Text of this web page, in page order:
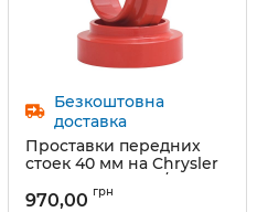
Безкоштовна
доставка
Проставки передних
стоек 40 мм на Chrysler
200 ll (1029-15-018/40)
Артикул: 1029-15-018/40
970,00 грн